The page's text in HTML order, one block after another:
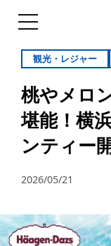
観光・レジャー
桃やメロ
堪能！横
ンティー
2026/05/21